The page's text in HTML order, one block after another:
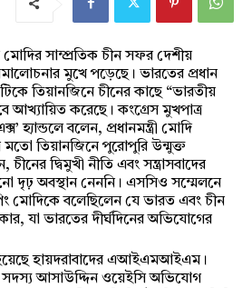
মোদির সাম্প্রতিক চীন সফর দেশীয়
মুখে পড়েছে। ভারতের প্রধান
তিয়ানজিনে চীনের কাছে “ভারতীয়
আখ্যায়িত করেছে। কংগ্রেস মুখপাত্র
হ্যান্ডলে বলেন, প্রধানমন্ত্রী মোদি
মতো তিয়ানজিনে পুরোপুরি উন্মুক্ত
দ্বিমুখী নীতি এবং সন্ত্রাসবাদের
দৃঢ় অবস্থান নেননি। এসসিও সম্মেলনে
মোদিকে বলেছিলেন যে ভারত এবং চীন
যা ভারতের দীর্ঘদিনের অভিযোগের
হায়দরাবাদের এআইএমআইএম।
আসাউদ্দিন ওয়েইসি অভিযোগ